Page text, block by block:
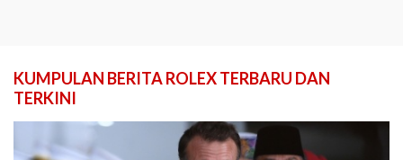
KUMPULAN BERITA ROLEX TERBARU DAN
TERKINI